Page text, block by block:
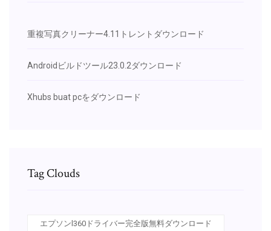
重複写真クリーナー4.11トレントダウンロード
Androidビルドツール23.0.2ダウンロード
Xhubs buat pcをダウンロード
Tag Clouds
エプソンl360ドライバー完全版無料ダウンロード